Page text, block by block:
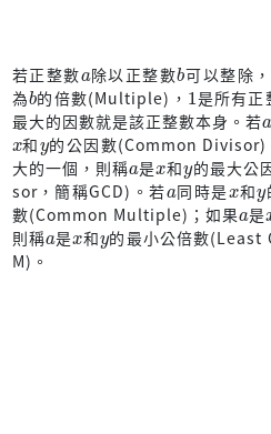
若正整數 除以正整數 可以整除
為b的倍數(Multiple)， 1是所有正
最大的因數就是該正整數本身。若
x和y的公因數(Common Divisor)
大的一個，則稱a是x和y的最大公
sor，簡稱GCD)。若a同時是x和y
數(Common Multiple)；如果a是
則稱a是x和y的最小公倍數
M)。